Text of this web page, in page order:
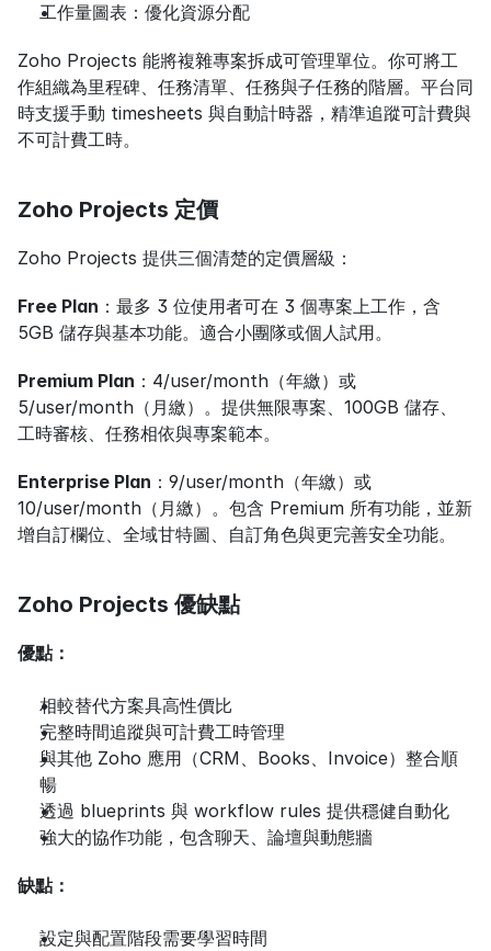
工作量圖表：優化資源分配
Zoho Projects 能將複雜專案拆成可管理單位。你可將工
作組織為里程碑、任務清單、任務與子任務的階層。平台同
時支援手動 timesheets 與自動計時器，精準追蹤可計費與
不可計費工時。
Zoho Projects 定價
Zoho Projects 提供三個清楚的定價層級：
Free Plan ：最多 3 位使用者可在 3 個專案上工作，含
5GB 儲存與基本功能。適合小團隊或個人試用。
Premium Plan ：4/user/month（年繳）或
5/user/month（月繳）。提供無限專案、100GB 儲存、
工時審核、任務相依與專案範本。
Enterprise Plan ：9/user/month（年繳）或
10/user/month（月繳）。包含 Premium 所有功能，並新
增自訂欄位、全域甘特圖、自訂角色與更完善安全功能。
Zoho Projects 優缺點
優點：
相較替代方案具高性價比
完整時間追蹤與可計費工時管理
與其他 Zoho 應用（CRM、Books、Invoice）整合順
暢
透過 blueprints 與 workflow rules 提供穩健自動化
強大的協作功能，包含聊天、論壇與動態牆
缺點：
設定與配置階段需要學習時間